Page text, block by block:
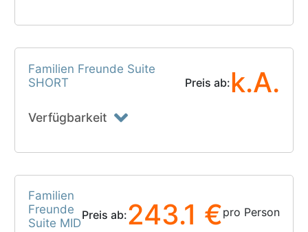
Familien Freunde Suite
SHORT
Preis ab:k.A.
Verfügbarkeit
Familien
Freunde
Suite MID
Preis ab:243.1 €pro Person